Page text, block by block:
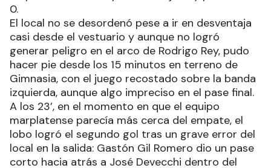
0.
El local no se desordenó pese a ir en desventaja
casi desde el vestuario y aunque no logró
generar peligro en el arco de Rodrigo Rey, pudo
hacer pie desde los 15 minutos en terreno de
Gimnasia, con el juego recostado sobre la banda
izquierda, aunque algo impreciso en el pase final.
A los 23’, en el momento en que el equipo
marplatense parecía más cerca del empate, el
lobo logró el segundo gol tras un grave error del
local en la salida: Gastón Gil Romero dio un pase
corto hacia atrás a José Devecchi dentro del